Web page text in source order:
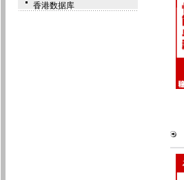
香港数据库